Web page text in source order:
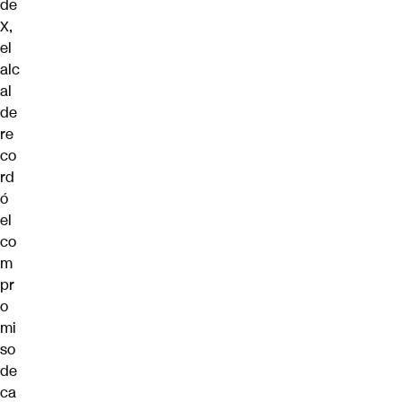
de
X,
el
alc
al
de
re
co
rd
ó
el
co
m
pr
o
mi
so
de
ca